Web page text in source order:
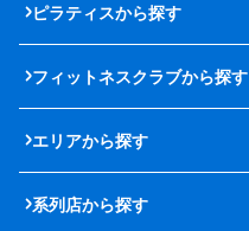
ピラティスから探す
フィットネスクラブから探す
エリアから探す
系列店から探す